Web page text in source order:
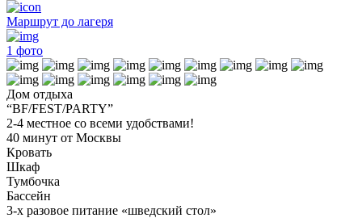
Маршрут до лагеря
1 фото
Дом отдыха
“BF/FEST/PARTY”
2-4 местное со всеми удобствами!
40 минут от Москвы
Кровать
Шкаф
Тумбочка
Бассейн
3-х разовое питание «шведский стол»